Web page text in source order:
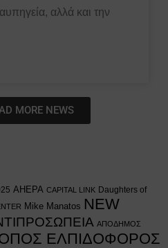
αλλά και την
MORE NEWS
AHEPA CAPITAL LINK Daughters of
Mike Manatos NEW
ΑΠΟΔΗΜΟΣ
ΕΛΠΙΔΟΦΟΡΟΣ